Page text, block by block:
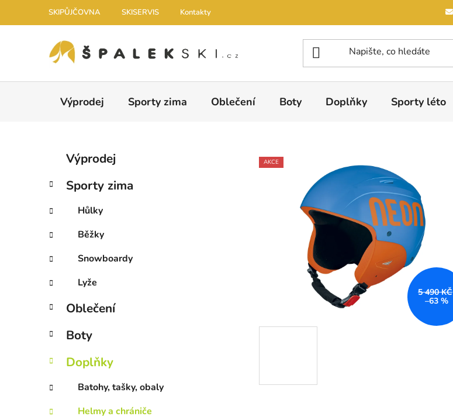
Přejít na obsahSKIPŮJČOVNA SKISERVIS Kontakty
Výprodej Sporty zima Oblečení Boty Doplňky Sporty léto
Postranní panel
Přeskočit kategorie
Kategorie
Výprodej
Sporty zima
Hůlky
Běžky
Snowboardy
Lyže
Oblečení
Boty
Doplňky
Batohy, tašky, obaly
Helmy a chrániče
AKCE
5 490 KČ
–63 %